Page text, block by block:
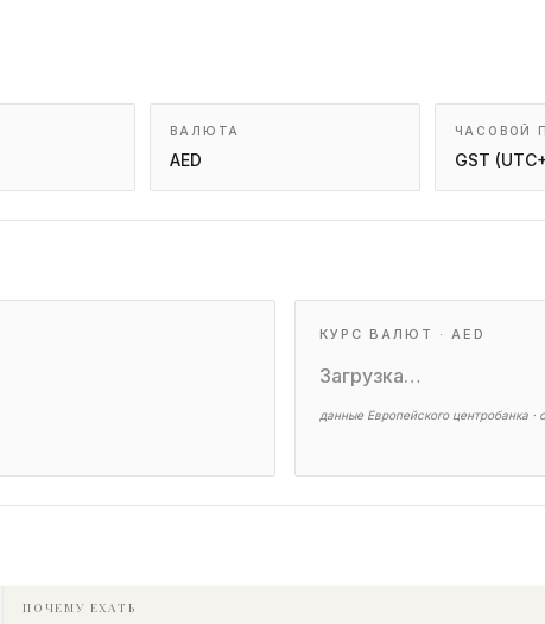
ВАЛЮТА
AED
ЧАСОВОЙ
GST
КУРС ВАЛЮТ · AED
Загрузка…
данные Европейского центробанка
ПОЧЕМУ ЕХАТЬ